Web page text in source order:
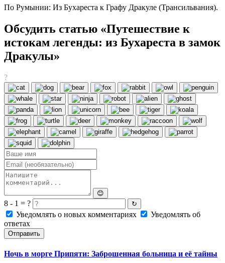
По Румынии: Из Бухареста к Графу Дракуле (Трансильвания).
Обсудить статью «Путешествие к
истокам легенды: из Бухареста в замок
Дракулы»
?
😊
8 - 1 = ? ↻
Уведомлять о новых комментариях
Уведомлять об
ответах
Отправить
Ночь в морге Припяти: Заброшенная больница и её тайны